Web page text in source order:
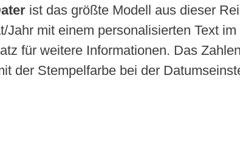
ist das größte Modell aus dieser
Jahr mit einem personalisierten Text
für weitere Informationen. Das
der Stempelfarbe bei der